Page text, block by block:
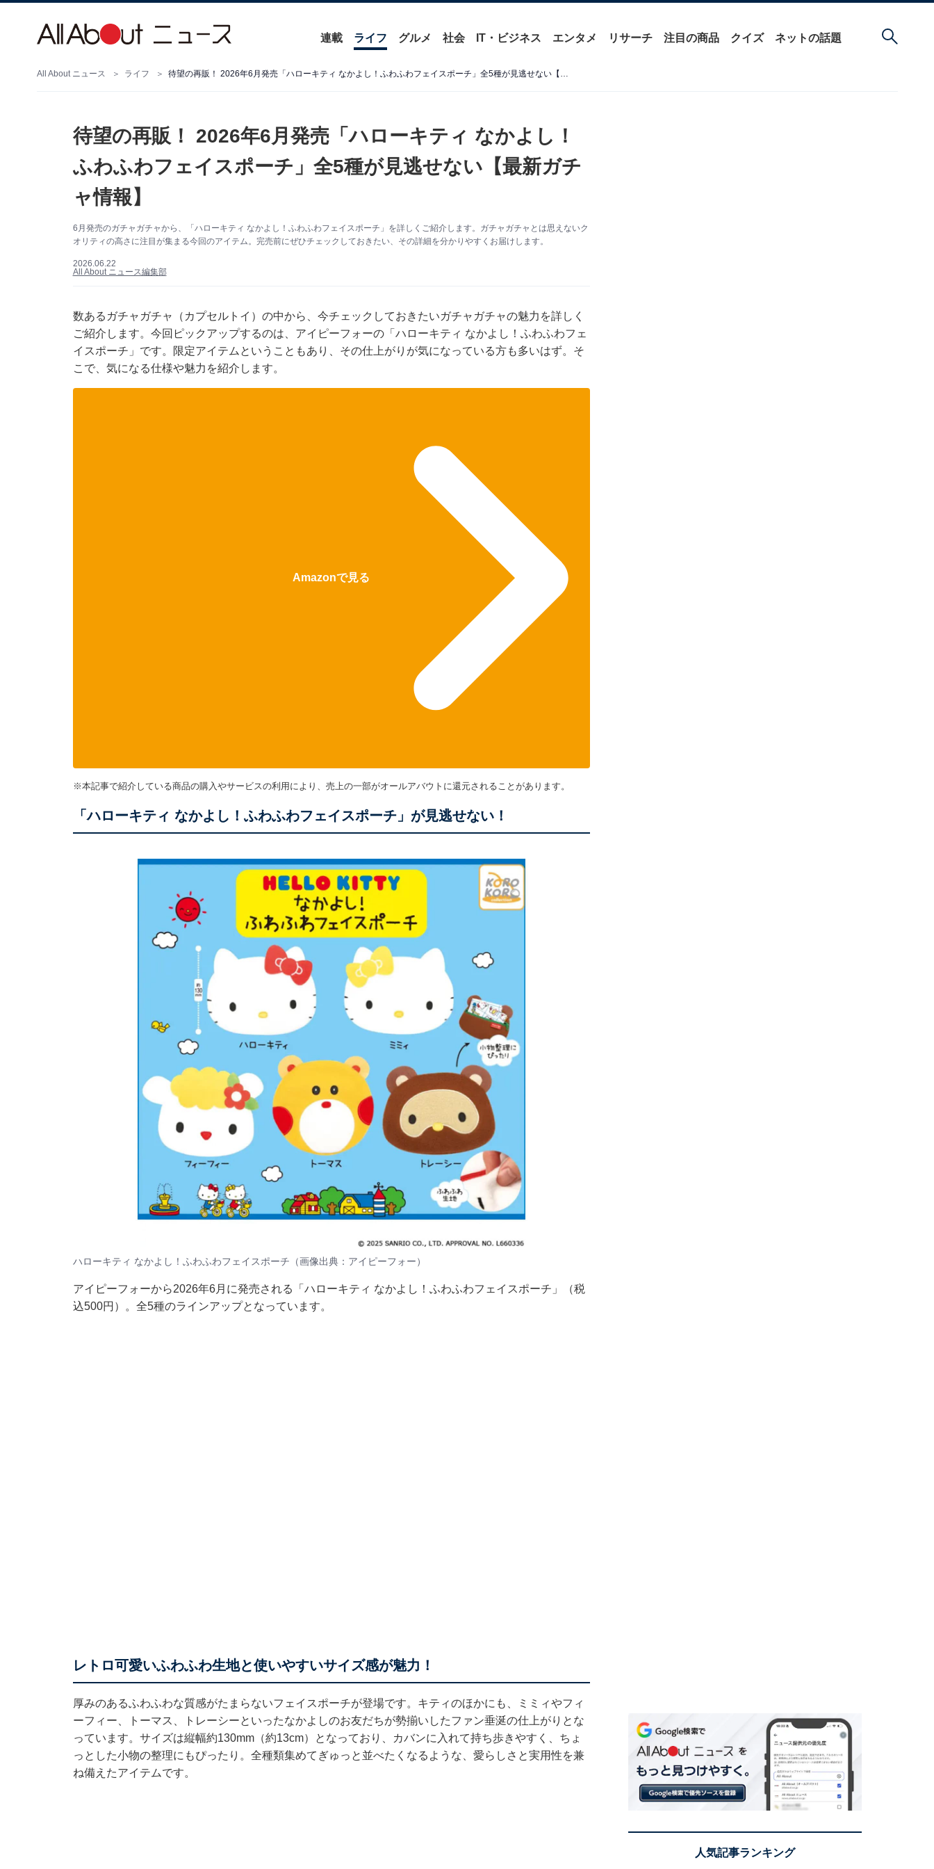
連載 ライフ グルメ 社会 IT・ビジネス エンタメ リサーチ 注目の商品 クイズ ネットの話題
All About ニュース ライフ 待望の再販！ 2026年6月発売「ハローキティ なかよし！ふわふわフェイスポーチ」全5種が見逃せない【最新ガチャ情報】
待望の再販！ 2026年6月発売「ハローキティ なかよし！
ふわふわフェイスポーチ」全5種が見逃せない【最新ガチ
ャ情報】
6月発売のガチャガチャから、「ハローキティ なかよし！ふわふわフェイスポーチ」を詳しくご紹介します。ガチャガチャとは思えないク
オリティの高さに注目が集まる今回のアイテム。完売前にぜひチェックしておきたい、その詳細を分かりやすくお届けします。
2026.06.22
All About ニュース編集部
数あるガチャガチャ（カプセルトイ）の中から、今チェックしておきたいガチャガチャの魅力を詳しく
ご紹介します。今回ピックアップするのは、アイピーフォーの「ハローキティ なかよし！ふわふわフェ
イスポーチ」です。限定アイテムということもあり、その仕上がりが気になっている方も多いはず。そ
こで、気になる仕様や魅力を紹介します。
Amazonで見る
※本記事で紹介している商品の購入やサービスの利用により、売上の一部がオールアバウトに還元されることがあります。
「ハローキティ なかよし！ふわふわフェイスポーチ」が見逃せない！
ハローキティ なかよし！ふわふわフェイスポーチ（画像出典：アイピーフォー）
アイピーフォーから2026年6月に発売される「ハローキティ なかよし！ふわふわフェイスポーチ」（税
込500円）。全5種のラインアップとなっています。
レトロ可愛いふわふわ生地と使いやすいサイズ感が魅力！
厚みのあるふわふわな質感がたまらないフェイスポーチが登場です。キティのほかにも、ミミィやフィ
ーフィー、トーマス、トレーシーといったなかよしのお友だちが勢揃いしたファン垂涎の仕上がりとな
っています。サイズは縦幅約130mm（約13cm）となっており、カバンに入れて持ち歩きやすく、ちょ
っとした小物の整理にもぴったり。全種類集めてぎゅっと並べたくなるような、愛らしさと実用性を兼
ね備えたアイテムです。